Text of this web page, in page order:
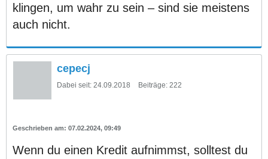
klingen, um wahr zu sein – sind sie meistens
auch nicht.
cepecj
Dabei seit: 24.09.2018 Beiträge: 222
07.02.2024, 09:49
Wenn du einen Kredit aufnimmst, solltest du